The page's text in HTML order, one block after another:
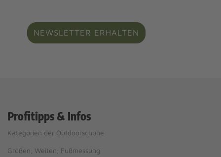
NEWSLETTER ERHALTEN
Profitipps & Infos
Kategorien der Outdoorschuhe
Größen, Weiten, Fußmessung